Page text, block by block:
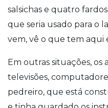
salsichas e quatro
que seria usado para o
vem, vê o que tem aqui
Em outras situações, os
televisões,
pedreiro, que está